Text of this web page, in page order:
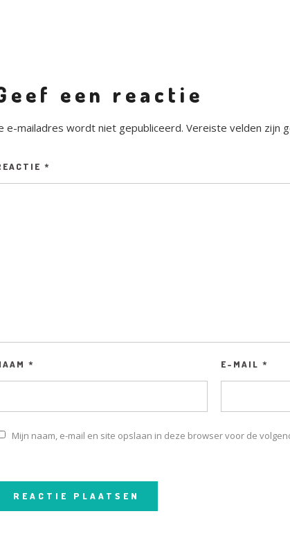
een reactie
e-mailadres wordt niet gepubliceerd. Vereiste velden zijn
*
* E-MAIL*
Mijn naam, e-mail en site opslaan in deze browser voor de